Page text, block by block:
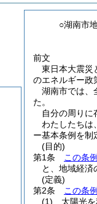
○湖南市
前文
東日本大震災
のエネルギー政
湖南市では、
た。
自分の周りに
わたしたちは
ー基本条例を制
(目的)
第1条
この条例
と、地域経済
(定義)
第2条
この条例
(1)
太陽光